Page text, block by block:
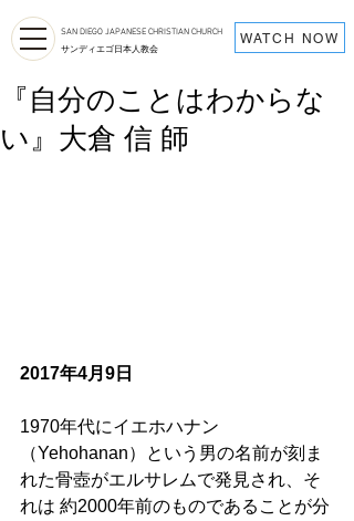
SAN DIEGO JAPANESE CHRISTIAN CHURCH
サンディエゴ日本人教会
WATCH NOW
『自分のことはわからな
い』大倉 信 師
2017年4月9日
1970年代にイエホハナン
（Yehohanan）という男の名前が刻ま
れた骨壺がエルサレムで発見され、そ
れは 約2000年前のものであることが分